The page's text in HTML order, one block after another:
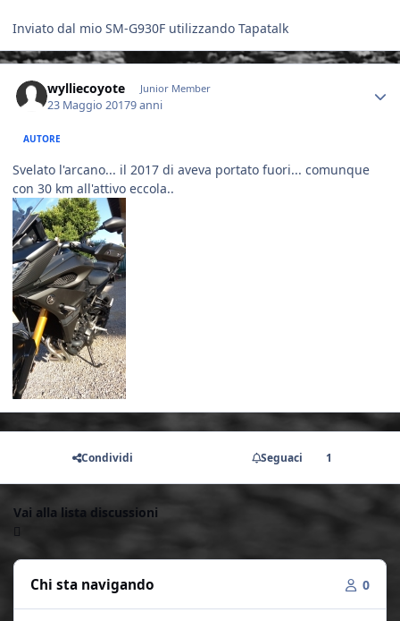
Inviato dal mio SM-G930F utilizzando Tapatalk
wylliecoyote Junior Member
23 Maggio 20179 anni
AUTORE
Svelato l'arcano... il 2017 di aveva portato fuori... comunque
con 30 km all'attivo eccola..
Condividi Seguaci 1
Vai alla lista discussioni
Chi sta navigando 0